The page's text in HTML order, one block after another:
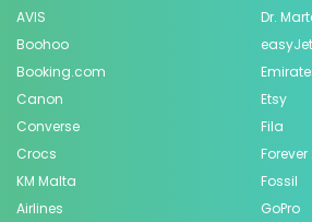
AVIS
Boohoo
Booking.com
Canon
Converse
Crocs
KM Malta
Airlines
Dr.
easyJet
Etsy
Fila
Forever
Fossil
GoPro